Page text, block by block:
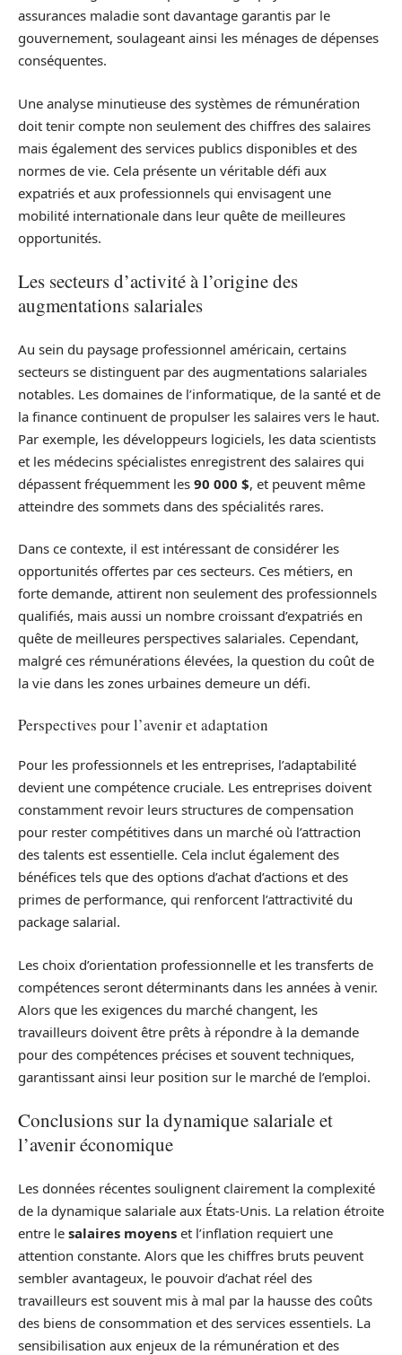
assurances maladie sont davantage garantis par le
gouvernement, soulageant ainsi les ménages de dépenses
conséquentes.
Une analyse minutieuse des systèmes de rémunération
doit tenir compte non seulement des chiffres des salaires
mais également des services publics disponibles et des
normes de vie. Cela présente un véritable défi aux
expatriés et aux professionnels qui envisagent une
mobilité internationale dans leur quête de meilleures
opportunités.
Les secteurs d’activité à l’origine des
augmentations salariales
Au sein du paysage professionnel américain, certains
secteurs se distinguent par des augmentations salariales
notables. Les domaines de l’informatique, de la santé et de
la finance continuent de propulser les salaires vers le haut.
Par exemple, les développeurs logiciels, les data scientists
et les médecins spécialistes enregistrent des salaires qui
dépassent fréquemment les 90 000 $, et peuvent même
atteindre des sommets dans des spécialités rares.
Dans ce contexte, il est intéressant de considérer les
opportunités offertes par ces secteurs. Ces métiers, en
forte demande, attirent non seulement des professionnels
qualifiés, mais aussi un nombre croissant d’expatriés en
quête de meilleures perspectives salariales. Cependant,
malgré ces rémunérations élevées, la question du coût de
la vie dans les zones urbaines demeure un défi.
Perspectives pour l’avenir et adaptation
Pour les professionnels et les entreprises, l’adaptabilité
devient une compétence cruciale. Les entreprises doivent
constamment revoir leurs structures de compensation
pour rester compétitives dans un marché où l’attraction
des talents est essentielle. Cela inclut également des
bénéfices tels que des options d’achat d’actions et des
primes de performance, qui renforcent l’attractivité du
package salarial.
Les choix d’orientation professionnelle et les transferts de
compétences seront déterminants dans les années à venir.
Alors que les exigences du marché changent, les
travailleurs doivent être prêts à répondre à la demande
pour des compétences précises et souvent techniques,
garantissant ainsi leur position sur le marché de l’emploi.
Conclusions sur la dynamique salariale et
l’avenir économique
Les données récentes soulignent clairement la complexité
de la dynamique salariale aux États-Unis. La relation étroite
entre le salaires moyens et l’inflation requiert une
attention constante. Alors que les chiffres bruts peuvent
sembler avantageux, le pouvoir d’achat réel des
travailleurs est souvent mis à mal par la hausse des coûts
des biens de consommation et des services essentiels. La
sensibilisation aux enjeux de la rémunération et des